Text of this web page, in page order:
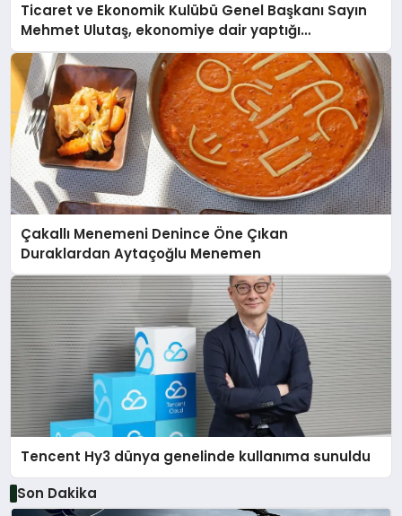
Ticaret ve Ekonomik Kulübü Genel Başkanı Sayın
Mehmet Ulutaş, ekonomiye dair yaptığı
açıklamada şunları kaydetti:
Çakallı Menemeni Denince Öne Çıkan
Duraklardan Aytaçoğlu Menemen
Tencent Hy3 dünya genelinde kullanıma sunuldu
Son Dakika